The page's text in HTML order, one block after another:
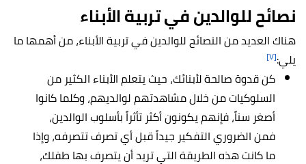
نصائح للوالدين في تربية الأبناء
هناك العديد من النصائح للوالدين في تربية الأبناء، من أهمها ما
يلي:[٧]
كن قدوة صالحة لأبنائك، حيث يتعلم الأبناء الكثير من
السلوكيات من خلال مشاهدتهم لوالديهم، وكلما كانوا
أصغر سناً، فإنهم يكونون أكثر تأثراً بأسلوب الوالدين،
فمن الضروري التفكير جيداً قبل أي تصرف تتصرفه، وإذا
ما كانت هذه الطريقة التي تريد أن يتصرف بها طفلك،